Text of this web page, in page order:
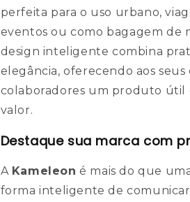
perfeita para o uso urbano,
eventos ou como bagagem de
design inteligente combina
elegância, oferecendo aos seus
colaboradores um produto útil
valor.
Destaque sua marca com
A Kameleon é mais do que
forma inteligente de